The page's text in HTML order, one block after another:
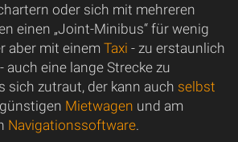
oder sich mit mehreren
einen „Joint-Minibus“ für wenig
aber mit einem Taxi - zu erstaunlich
auch eine lange Strecke zu
sich zutraut, der kann auch selbst
Mietwagen und am
Navigationssoftware.